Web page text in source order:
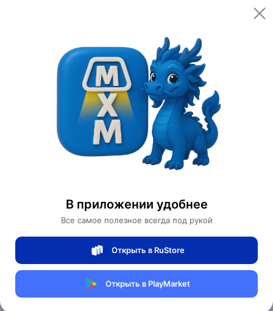
В приложении удобнее
Все самое полезное всегда под рукой
Открыть в RuStore
Открыть в PlayMarket
Открыть
Категории Освещение Светильники
Бра светодиодные
Настенный светильник, БРА EMRE 14*36,
голубой, металл, LED.
0 отзывов
Магазин Table lamps